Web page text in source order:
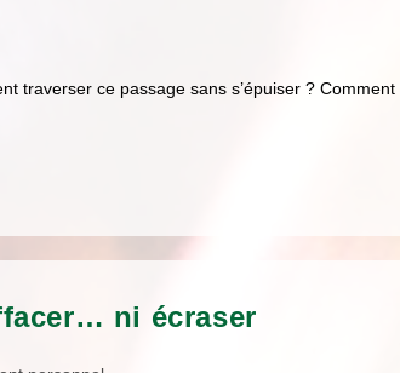
traverser ce passage sans s’épuiser ? Comment
ni écraser